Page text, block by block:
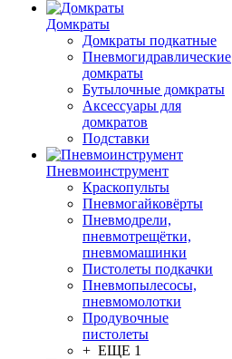
Домкраты
Домкраты подкатные
Пневмогидравлические
домкраты
Бутылочные домкраты
Аксессуары для
домкратов
Подставки
Пневмоинструмент
Краскопульты
Пневмогайковёрты
Пневмодрели,
пневмотрещётки,
пневмомашинки
Пистолеты подкачки
Пневмопылесосы,
пневмомолотки
Продувочные
пистолеты
+ ЕЩЕ 1